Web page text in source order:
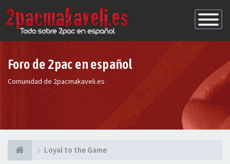
de
Foro de 2pac en español
Comunidad de 2pacmakaveli.es
Loyal to the Game